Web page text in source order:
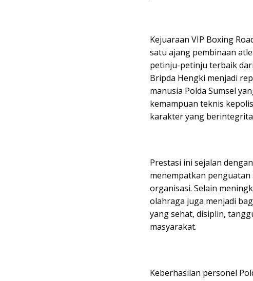
Kejuaraan VIP Boxing
satu ajang pembinaan
petinju-petinju terbaik
Bripda Hengki menjadi
manusia Polda Sumsel
kemampuan teknis
karakter yang
Prestasi ini sejalan
menempatkan
organisasi. Selain
olahraga juga menjadi
yang sehat, disiplin,
masyarakat.
Keberhasilan personel